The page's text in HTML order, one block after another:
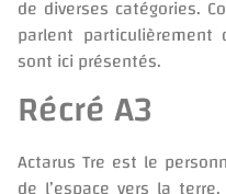
de diverses catégories.
parlent particulièrement
sont ici présentés.
Récré A3
Actarus Tre est le